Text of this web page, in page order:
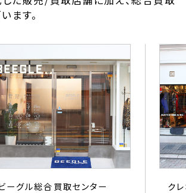
ます。
ーグル総合買取センター ク